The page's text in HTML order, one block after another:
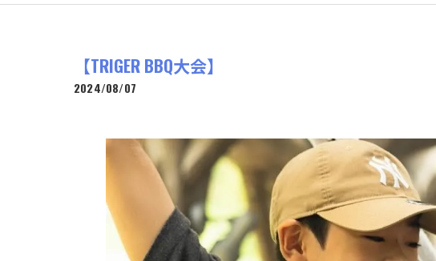
【TRIGER BBQ大会】
2024/08/07